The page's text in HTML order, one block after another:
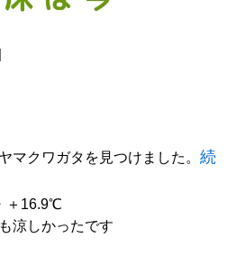
|
マクワガタを見つけました。 続
＋16.9℃
涼しかったです